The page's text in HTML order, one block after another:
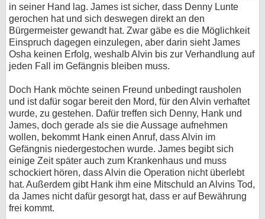
in seiner Hand lag. James ist sicher, dass Denny Lunte
gerochen hat und sich deswegen direkt an den
Bürgermeister gewandt hat. Zwar gäbe es die Möglichkeit
Einspruch dagegen einzulegen, aber darin sieht James
Osha keinen Erfolg, weshalb Alvin bis zur Verhandlung auf
jeden Fall im Gefängnis bleiben muss.
Doch Hank möchte seinen Freund unbedingt rausholen
und ist dafür sogar bereit den Mord, für den Alvin verhaftet
wurde, zu gestehen. Dafür treffen sich Denny, Hank und
James, doch gerade als sie die Aussage aufnehmen
wollen, bekommt Hank einen Anruf, dass Alvin im
Gefängnis niedergestochen wurde. James begibt sich
einige Zeit später auch zum Krankenhaus und muss
schockiert hören, dass Alvin die Operation nicht überlebt
hat. Außerdem gibt Hank ihm eine Mitschuld an Alvins Tod,
da James nicht dafür gesorgt hat, dass er auf Bewährung
frei kommt.